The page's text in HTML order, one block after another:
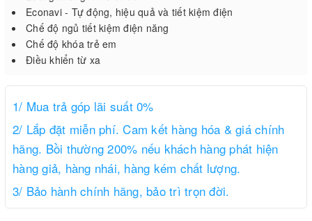
Econavi - Tự động, hiệu quả và tiết kiệm điện
Chế độ ngủ tiết kiệm điện năng
Chế độ khóa trẻ em
Điều khiển từ xa
1/ Mua trả góp lãi suất 0%
2/ Lắp đặt miễn phí. Cam kết hàng hóa & giá chính
hãng. Bồi thường 200% nếu khách hàng phát hiện
hàng giả, hàng nhái, hàng kém chất lượng.
3/ Bảo hành chính hãng, bảo trì trọn đời.